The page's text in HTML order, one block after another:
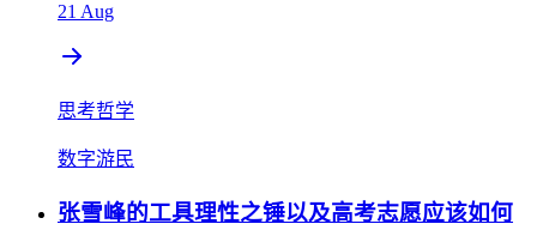
21 Aug
思考哲学
数字游民
张雪峰的工具理性之锤以及高考志愿应该如何